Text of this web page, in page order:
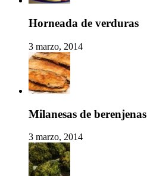
Horneada de verduras
3 marzo, 2014
Milanesas de berenjenas
3 marzo, 2014